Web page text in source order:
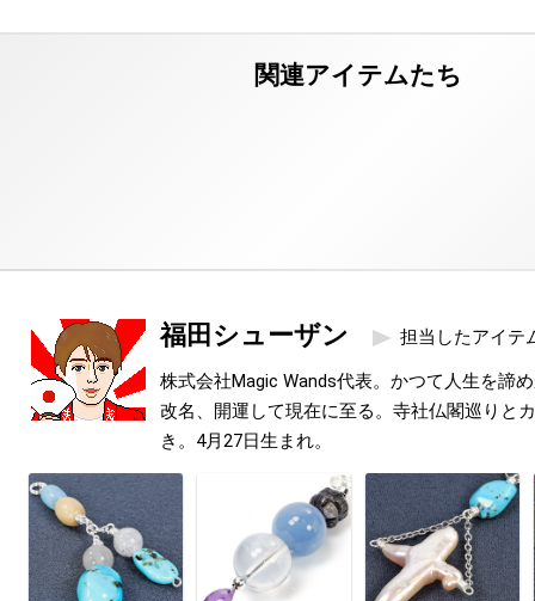
福田シューザン 担当したアイテ
株式会社Magic Wands代表。かつて人生を諦
改名、開運して現在に至る。寺社仏閣巡りと
き。4月27日生まれ。